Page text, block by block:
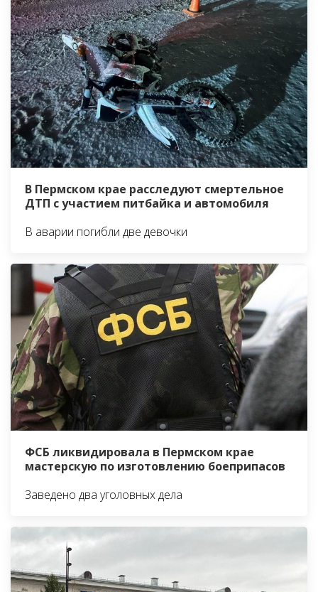
В Пермском крае расследуют смертельное
ДТП с участием питбайка и автомобиля
В аварии погибли две девочки
ФСБ ликвидировала в Пермском крае
мастерскую по изготовлению боеприпасов
Заведено два уголовных дела